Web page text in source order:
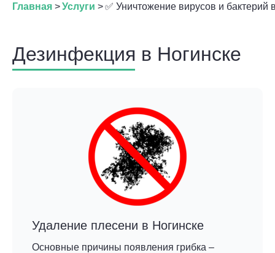
Главная >Услуги >✅ Уничтожение вирусов и бактерий
Дезинфекция в Ногинске
Удаление плесени в Ногинске
Основные причины появления грибка –